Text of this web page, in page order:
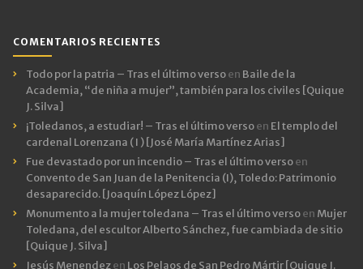
COMENTARIOS RECIENTES
Todo por la patria – Tras el último versoen Baile de la
Academia, “de niña a mujer”, también para los civiles [Quique
J. Silva]
¡Toledanos, a estudiar! – Tras el último versoen El templo del
cardenal Lorenzana ( I ) [José María Martínez Arias]
Fue devastado por un incendio – Tras el último versoen
Convento de San Juan de la Penitencia (I), Toledo: Patrimonio
desaparecido. [Joaquín López López]
Monumento a la mujer toledana – Tras el último versoen Mujer
Toledana, del escultor Alberto Sánchez, fue cambiada de sitio
[Quique J. Silva]
Jesús Menendezen Los Pelaos de San Pedro Mártir [Quique J.